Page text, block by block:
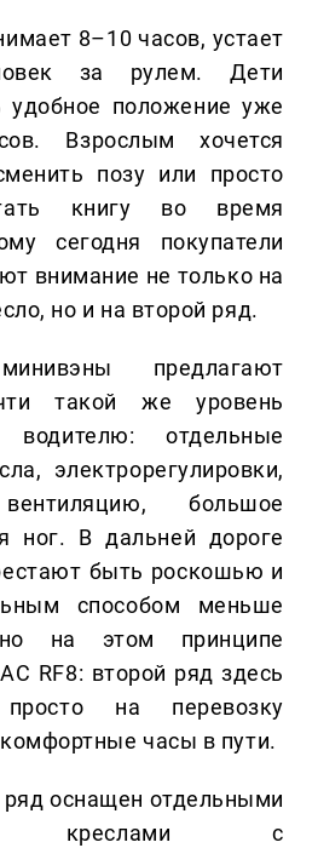
8–10 часов, устает
за рулем. Дети
удобное положение уже
Взрослым хочется
позу или просто
книгу во время
сегодня покупатели
внимание не только на
но и на второй ряд.
предлагают
такой же уровень
отдельные
электрорегулировки,
большое
ног. В дальней дороге
быть роскошью и
способом меньше
на этом принципе
RF8: второй ряд здесь
на перевозку
часы в пути.
ряд оснащен отдельными
креслами с